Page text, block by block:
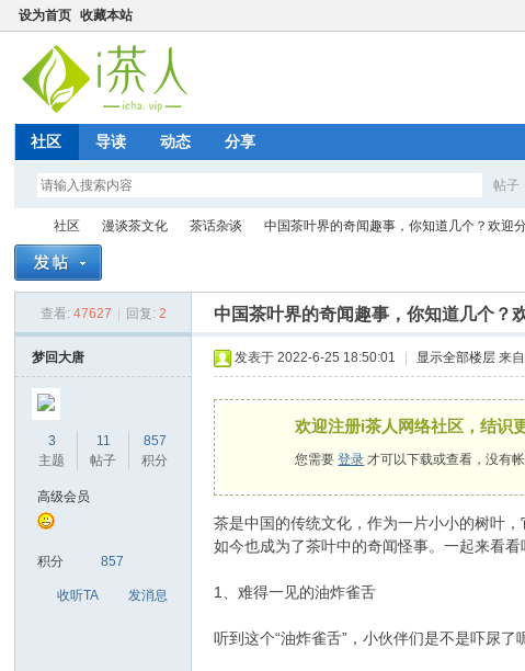
设为首页 收藏本站
社区 导读 动态 分享
帖子
社区
›
漫谈茶文化 茶话杂谈
›
中国茶叶界的奇闻趣事，你知道几个？欢迎
查看: 47627 回复: 2 中国茶叶界的奇闻趣事，你知道几个？
梦回大唐
3
主题
11
帖子
857
积分
高级会员
积分 857
收听TA 发消息
发表于 2022-6-25 18:50:01 显示全部楼层 来自
欢迎注册i茶人网络社区，结识
您需要登录 才可以下载或查看，没有
茶是中国的传统文化，作为一片小小的树叶
如今也成为了茶叶中的奇闻怪事。一起来看看
1、难得一见的油炸雀舌
听到这个“油炸雀舌”，小伙伴们是不是吓尿了